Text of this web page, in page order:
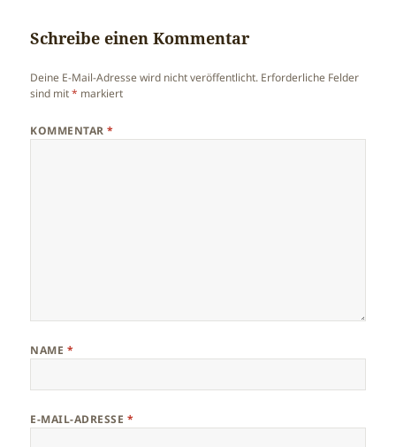
Schreibe einen Kommentar
Deine E-Mail-Adresse wird nicht veröffentlicht. Erforderliche Felder
sind mit* markiert
KOMMENTAR*
NAME *
E-MAIL-ADRESSE *